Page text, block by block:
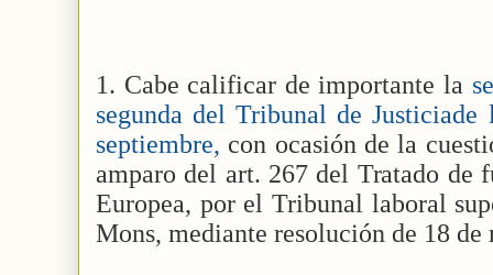
1. Cabe calificar de importante la
segunda del Tribunal de
septiembre, con ocasión de la
amparo del art. 267 del Tratado de
Europea, por el Tribunal laboral
Mons, mediante resolución de 18 de